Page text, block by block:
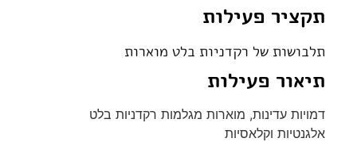
תקציר פעילות
תלבושות של רקדניות בלט מוארות
תיאור פעילות
דמויות עדינות, מוארות מגלמות רקדניות בלט
אלגנטיות וקלאסיות